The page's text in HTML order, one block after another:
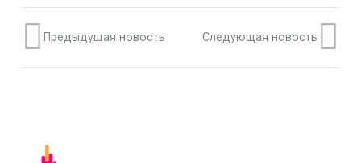
Предыдущая новость Следующая новость